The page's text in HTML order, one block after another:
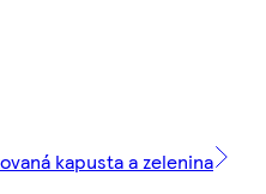
kapusta a zelenina